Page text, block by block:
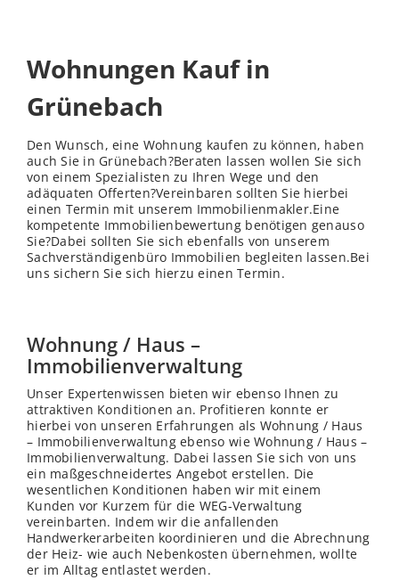
Wohnungen Kauf in
Grünebach
Den Wunsch, eine Wohnung kaufen zu können, haben
auch Sie in Grünebach?Beraten lassen wollen Sie sich
von einem Spezialisten zu Ihren Wege und den
adäquaten Offerten?Vereinbaren sollten Sie hierbei
einen Termin mit unserem Immobilienmakler.Eine
kompetente Immobilienbewertung benötigen genauso
Sie?Dabei sollten Sie sich ebenfalls von unserem
Sachverständigenbüro Immobilien begleiten lassen.Bei
uns sichern Sie sich hierzu einen Termin.
Wohnung / Haus –
Immobilienverwaltung
Unser Expertenwissen bieten wir ebenso Ihnen zu
attraktiven Konditionen an. Profitieren konnte er
hierbei von unseren Erfahrungen als Wohnung / Haus
– Immobilienverwaltung ebenso wie Wohnung / Haus –
Immobilienverwaltung. Dabei lassen Sie sich von uns
ein maßgeschneidertes Angebot erstellen. Die
wesentlichen Konditionen haben wir mit einem
Kunden vor Kurzem für die WEG-Verwaltung
vereinbarten. Indem wir die anfallenden
Handwerkerarbeiten koordinieren und die Abrechnung
der Heiz- wie auch Nebenkosten übernehmen, wollte
er im Alltag entlastet werden.